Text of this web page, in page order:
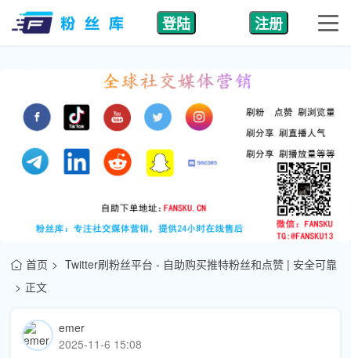
登陆 注册
首页
Twitter刷粉丝平台 - 自助购买推特粉丝和点赞 | 安全可靠
正文
emer
2025-11-6 15:08